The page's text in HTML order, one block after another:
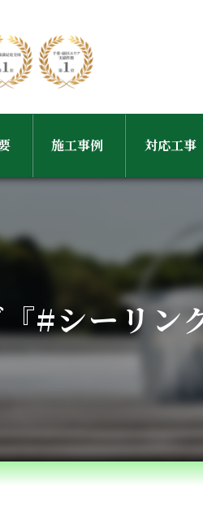
施工事例 対応工事
外壁塗装
屋根塗
雨樋・屋根
雨漏れ修
#シーリン